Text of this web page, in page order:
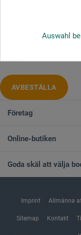
Auswahl
AVBESTÄLLA
Företag
Online-butiken
Goda skäl att välja
Imprint Allmänna
Sitemap Kontakt